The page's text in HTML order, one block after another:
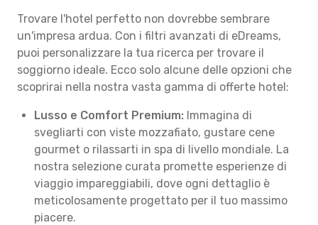
Trovare l'hotel perfetto non dovrebbe sembrare
un'impresa ardua. Con i filtri avanzati di eDreams,
puoi personalizzare la tua ricerca per trovare il
soggiorno ideale. Ecco solo alcune delle opzioni che
scoprirai nella nostra vasta gamma di offerte hotel:
Lusso e Comfort Premium: Immagina di
svegliarti con viste mozzafiato, gustare cene
gourmet o rilassarti in spa di livello mondiale. La
nostra selezione curata promette esperienze di
viaggio impareggiabili, dove ogni dettaglio è
meticolosamente progettato per il tuo massimo
piacere.